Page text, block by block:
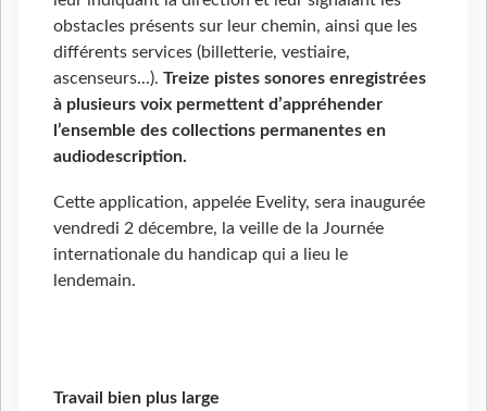
obstacles présents sur leur chemin, ainsi que les
différents services (billetterie, vestiaire,
ascenseurs...). Treize pistes sonores enregistrées
à plusieurs voix permettent d’appréhender
l’ensemble des collections permanentes en
audiodescription.
Cette application, appelée Evelity, sera inaugurée
vendredi 2 décembre, la veille de la Journée
internationale du handicap qui a lieu le
lendemain.
Travail bien plus large